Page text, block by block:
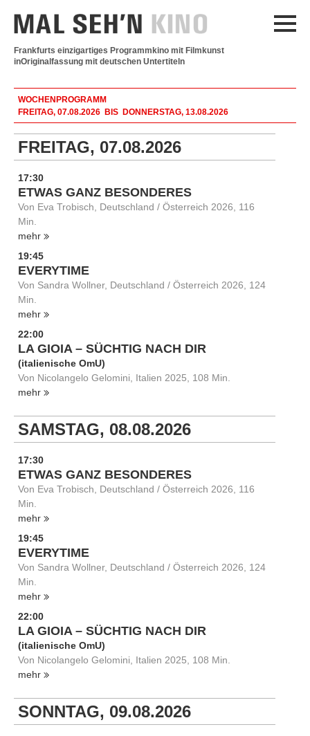
Frankfurts einzigartiges Programmkino mit Filmkunst
inOriginalfassung mit deutschen Untertiteln
WOCHENPROGRAMM
FREITAG, 07.08.2026 BIS DONNERSTAG, 13.08.2026
FREITAG, 07.08.2026
17:30
ETWAS GANZ BESONDERES
Von Eva Trobisch, Deutschland / Österreich 2026, 116
Min.
mehr
19:45
EVERYTIME
Von Sandra Wollner, Deutschland / Österreich 2026, 124
Min.
mehr
22:00
LA GIOIA – SÜCHTIG NACH DIR
(italienische OmU)
Von Nicolangelo Gelomini, Italien 2025, 108 Min.
mehr
SAMSTAG, 08.08.2026
17:30
ETWAS GANZ BESONDERES
Von Eva Trobisch, Deutschland / Österreich 2026, 116
Min.
mehr
19:45
EVERYTIME
Von Sandra Wollner, Deutschland / Österreich 2026, 124
Min.
mehr
22:00
LA GIOIA – SÜCHTIG NACH DIR
(italienische OmU)
Von Nicolangelo Gelomini, Italien 2025, 108 Min.
mehr
SONNTAG, 09.08.2026